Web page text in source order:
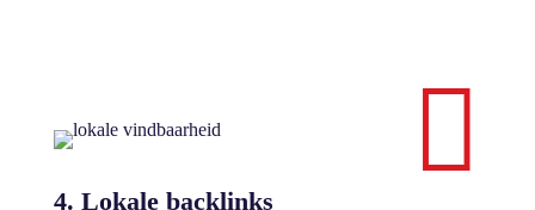

4. Lokale backlinks